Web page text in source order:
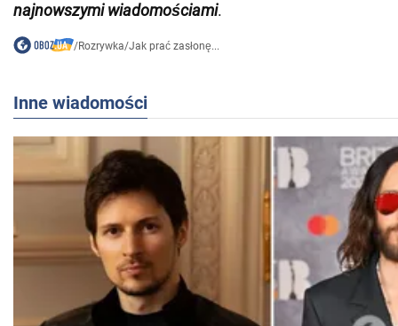
najnowszymi wiadomościami.
/Rozrywka/Jak prać zasłonę...
Inne wiadomości